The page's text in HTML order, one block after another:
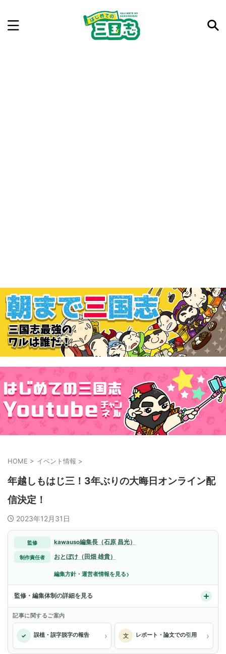
HOME > イベント情報 >
年越しもはじ三！3年ぶりの大晦日オンライン配
信決定！
2023年12月31日
監修 kawauso編集長（石原 昌光）
制作責任者 おとぼけ（田畑 雄貴）
編集方針・運営者情報を見る›
監修・編集体制の詳細を見る
記事に関するご案内
✓ 誤植・誤字脱字の報告 › 文 レポート・論文での引用 ›